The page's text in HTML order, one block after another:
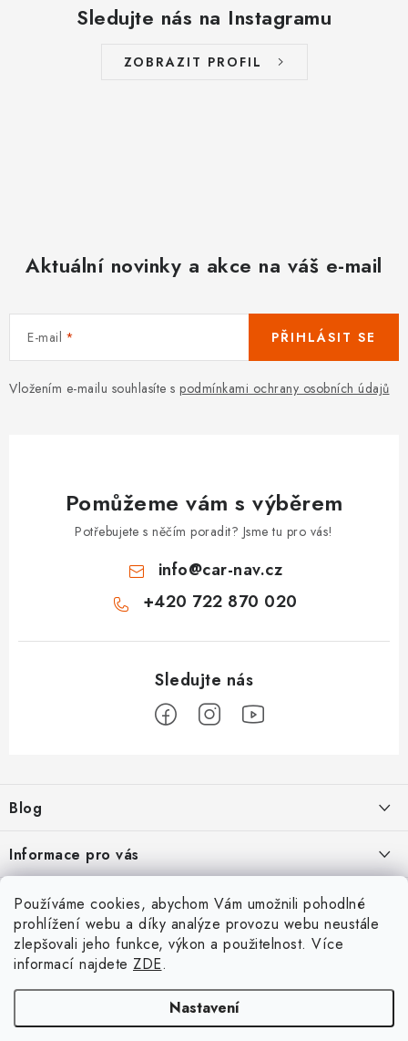
Používáme cookies, abychom Vám umožnili pohodlné
prohlížení webu a díky analýze provozu webu neustále
zlepšovali jeho funkce, výkon a použitelnost. Více
informací najdete ZDE.
Nastavení
Sledujte nás na Instagramu
ZOBRAZIT PROFIL
Aktuální novinky a akce na váš e-mail
E-mail
Vložením e-mailu souhlasíte s podmínkami ochrany osobních údajů
PŘIHLÁSIT SE
Pomůžeme vám s výběrem
Potřebujete s něčím poradit? Jsme tu pro vás!
info@car-nav.cz
+420 722 870 020
p
a
t
Blog
Škoad Karoq - Škoda Amundsen MIB3 aktualizace map a kódování
VW Passat 3G (B8) FL - bezdrátový App-Connect VW Discover
Media MIB3
Informace pro vás
Podmínky ochrany osobních údajů
Obchodní podmínky
Moje objednávka
Kontakty
Facebook
Přihlášení